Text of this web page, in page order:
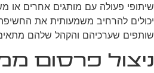
שיתופי פעולה עם מותגים אחרים או
יכולים להרחיב משמעותית את
שותפים שערכיהם והקהל שלהם
ניצול פרסום